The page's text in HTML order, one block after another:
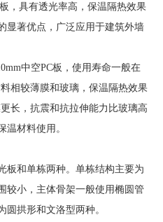
，具有透光率高，保温隔热效果
显著优点，广泛应用于建筑外墙
中空PC板，使用寿命一般在
相较薄膜和玻璃，保温隔热效果
长，抗震和抗拉伸能力比玻璃高
材料使用。
板和单栋两种。单栋结构主要为
较小，主体骨架一般使用椭圆管
拱形和文洛型两种。